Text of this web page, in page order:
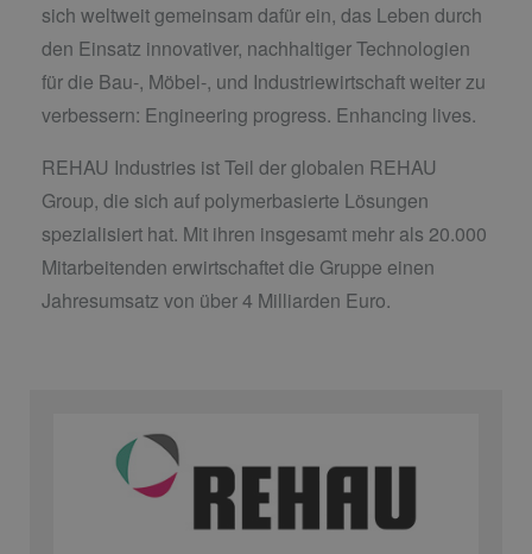
sich weltweit gemeinsam dafür ein, das Leben durch
den Einsatz innovativer, nachhaltiger Technologien
für die Bau-, Möbel-, und Industriewirtschaft weiter zu
verbessern: Engineering progress. Enhancing lives.
REHAU Industries ist Teil der globalen REHAU
Group, die sich auf polymerbasierte Lösungen
spezialisiert hat. Mit ihren insgesamt mehr als 20.000
Mitarbeitenden erwirtschaftet die Gruppe einen
Jahresumsatz von über 4 Milliarden Euro.